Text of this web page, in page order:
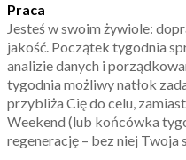
Praca
Jesteś w swoim żywiole:
jakość. Początek tygodnia
analizie danych i
tygodnia możliwy natłok
przybliża Cię do celu,
Weekend (lub końcówka
regenerację – bez niej Twoja